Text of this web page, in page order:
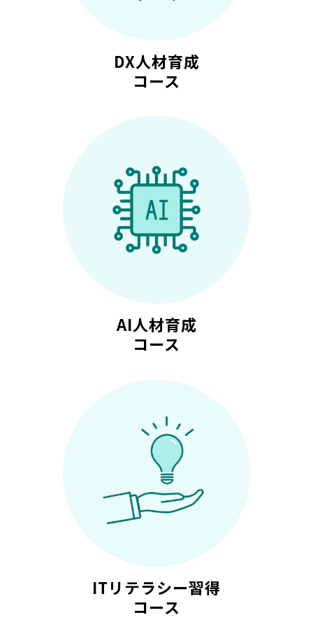
DX人材育成
コース
AI人材育成
コース
ITリテラシー習得
コース